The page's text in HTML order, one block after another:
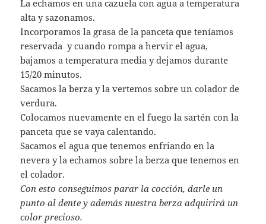
La echamos en una cazuela con agua a temperatura
alta y sazonamos.
Incorporamos la grasa de la panceta que teníamos
reservada y cuando rompa a hervir el agua,
bajamos a temperatura media y dejamos durante
15/20 minutos.
Sacamos la berza y la vertemos sobre un colador de
verdura.
Colocamos nuevamente en el fuego la sartén con la
panceta que se vaya calentando.
Sacamos el agua que tenemos enfriando en la
nevera y la echamos sobre la berza que tenemos en
el colador.
Con esto conseguimos parar la cocción, darle un
punto al dente y además nuestra berza adquirirá un
color precioso.